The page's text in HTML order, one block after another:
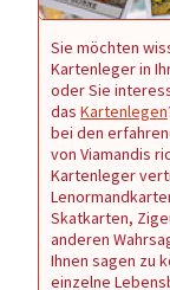
Sie möchten
Kartenleger in
oder Sie
das Kartenlegen
bei den
von Viamandis
Kartenleger
Skatkarten,
anderen
Ihnen sagen zu
einzelne